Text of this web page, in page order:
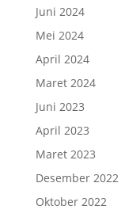
Juni 2024
Mei 2024
April 2024
Maret 2024
Juni 2023
April 2023
Maret 2023
Desember 2022
Oktober 2022